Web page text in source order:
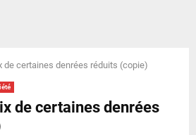
de certaines denrées réduits (copie)
de certaines denrées